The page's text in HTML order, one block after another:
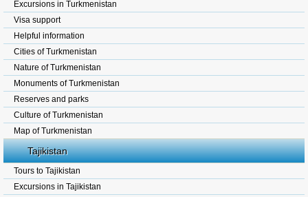
Excursions in Turkmenistan
Visa support
Helpful information
Cities of Turkmenistan
Nature of Turkmenistan
Monuments of Turkmenistan
Reserves and parks
Culture of Turkmenistan
Map of Turkmenistan
Tajikistan
Tours to Tajikistan
Excursions in Tajikistan